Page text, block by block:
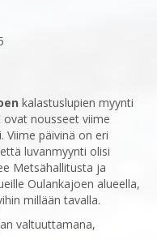
kalastuslupien myynti
nousseet viime
Viime päivinä on eri
luvanmyynti olisi
Metsähallitusta ja
Oulankajoen alueella,
millään tavalla.
valtuuttamana,